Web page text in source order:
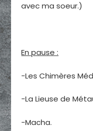
avec ma soeur.)
En pause :
-Les Chimères
-La Lieuse de
-Macha.